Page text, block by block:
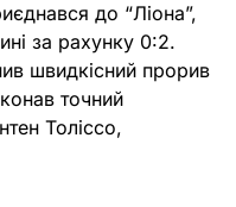
до “Ліона”,
за рахунку 0:2.
швидкісний прорив
точний
Толіссо,